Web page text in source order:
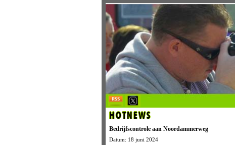
HOTNEWS
Bedrijfscontrole aan Noordammerweg
Datum: 18 juni 2024